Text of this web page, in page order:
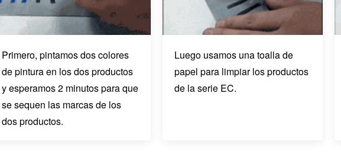
Primero, pintamos dos colores
de pintura en los dos productos
y esperamos 2 minutos para que
se sequen las marcas de los
dos productos.
Luego usamos una toalla de
papel para limpiar los productos
de la serie EC.